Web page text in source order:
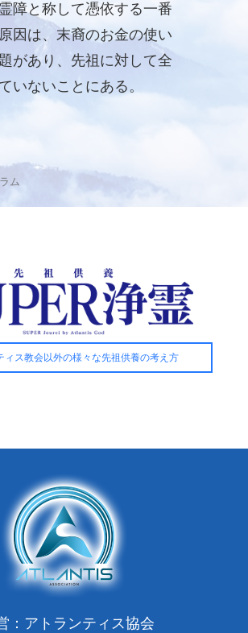
障と称して憑依する一番
因は、末裔のお金の使い
があり、先祖に対して全
いないことにある。
ム
ィス教会以外の様々な先祖供養の考え方
：アトランティス協会